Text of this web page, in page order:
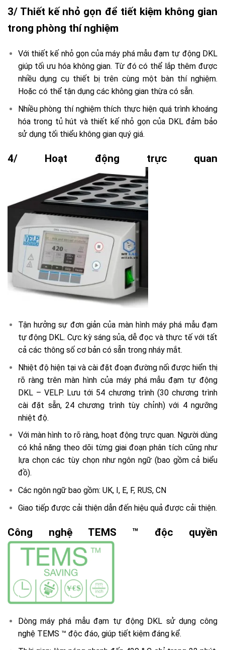
3/ Thiết kế nhỏ gọn để tiết kiệm không gian
trong phòng thí nghiệm
Với thiết kế nhỏ gọn của máy phá mẫu đạm tự động DKL
giúp tối ưu hóa không gian. Từ đó có thể lắp thêm được
nhiều dụng cụ thiết bị trên cùng một bàn thí nghiệm.
Hoặc có thể tận dụng các không gian thừa có sẵn.
Nhiều phòng thí nghiệm thích thực hiện quá trình khoáng
hóa trong tủ hút và thiết kế nhỏ gọn của DKL đảm bảo
sử dụng tối thiểu không gian quý giá.
4/ Hoạt động trực quan
Tận hưởng sự đơn giản của màn hình máy phá mẫu đạm
tự động DKL. Cực kỳ sáng sủa, dễ đọc và thực tế với tất
cả các thông số cơ bản có sẵn trong nháy mắt.
Nhiệt độ hiện tại và cài đặt đoạn đường nối được hiển thị
rõ ràng trên màn hình của máy phá mẫu đạm tự động
DKL – VELP. Lưu tới 54 chương trình (30 chương trình
cài đặt sẵn, 24 chương trình tùy chỉnh) với 4 ngưỡng
nhiệt độ.
Với màn hình to rõ ràng, hoạt động trực quan. Người dùng
có khả năng theo dõi từng giai đoạn phân tích cũng như
lựa chọn các tùy chọn như ngôn ngữ (bao gồm cả biểu
đồ).
Các ngôn ngữ bao gồm: UK, I, E, F, RUS, CN
Giao tiếp được cải thiện dẫn đến hiệu quả được cải thiện.
Công nghệ TEMS ™ độc quyền
Dòng máy phá mẫu đạm tự động DKL sử dụng công
nghệ TEMS ™ độc đáo, giúp tiết kiệm đáng kể.